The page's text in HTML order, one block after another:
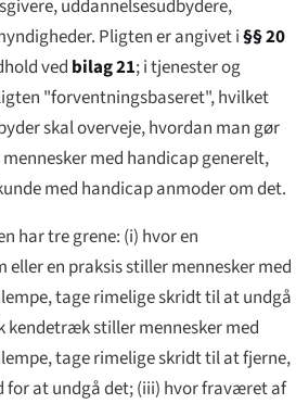
uddannelsesudbydere,
Pligten er angivet i§§ 20
ved bilag 21; i tjenester og
"forventningsbaseret", hvilket
skal overveje, hvordan man gør
med handicap generelt,
med handicap anmoder om det.
har tre grene: (i) hvor en
en praksis stiller mennesker med
tage rimelige skridt til at undgå
kendetræk stiller mennesker med
tage rimelige skridt til at fjerne,
for at undgå det; (iii) hvor fraværet af